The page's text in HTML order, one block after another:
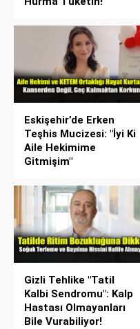
Eskişehir’de Erken
Teşhis Mucizesi: "İyi Ki
Aile Hekimime
Gitmişim"
Gizli Tehlike "Tatil
Kalbi Sendromu": Kalp
Hastası Olmayanları
Bile Vurabiliyor!